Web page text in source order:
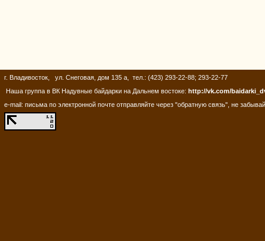
г. Владивосток, ул. Снеговая, дом 135 а, тел.: (423) 293-22-88; 293-22-77
Наша группа в ВК Надувные байдарки на Дальнем востоке: http://vk.com/
e-mail: письма по электронной почте отправляйте через "обратную связь", не